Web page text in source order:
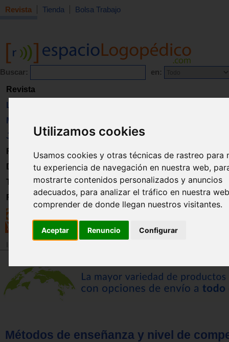
Utilizamos cookies
Usamos cookies y otras técnicas de rastreo para
tu experiencia de navegación en nuestra web,
mostrarte contenidos personalizados y anuncios
adecuados, para analizar el tráfico en nuestra
comprender de donde llegan nuestros visitantes.
Aceptar Renuncio Configurar
Revista Tienda Bolsa Trabajo
Buscar: en:
Revista
Libros
Material
Juguetes
Formación
Directorio
Trabajo
Registro
Métodos de enseñanza y nivel de